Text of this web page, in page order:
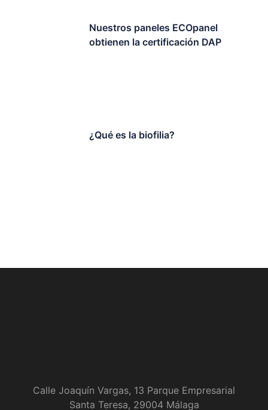
Nuestros paneles ECOpanel
obtienen la certificación DAP
¿Qué es la biofilia?
Calle Joaquín Vargas, 13 Parque Empresarial
Santa Teresa, 29004 Málaga